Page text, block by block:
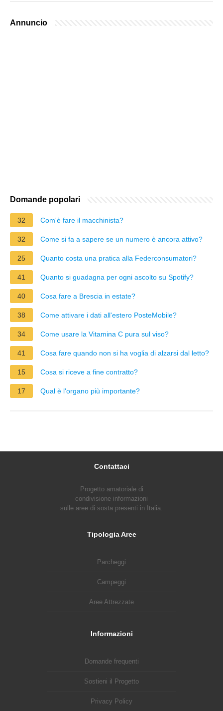
Annuncio
Domande popolari
32 Com'è fare il macchinista?
32 Come si fa a sapere se un numero è ancora attivo?
25 Quanto costa una pratica alla Federconsumatori?
41 Quanto si guadagna per ogni ascolto su Spotify?
40 Cosa fare a Brescia in estate?
38 Come attivare i dati all'estero PosteMobile?
34 Come usare la Vitamina C pura sul viso?
41 Cosa fare quando non si ha voglia di alzarsi dal letto?
15 Cosa si riceve a fine contratto?
17 Qual è l'organo più importante?
Contattaci
Progetto amatoriale di
condivisione informazioni
sulle aree di sosta presenti in Italia.
Tipologia Aree
Parcheggi
Campeggi
Aree Attrezzate
Informazioni
Domande frequenti
Sostieni il Progetto
Privacy Policy